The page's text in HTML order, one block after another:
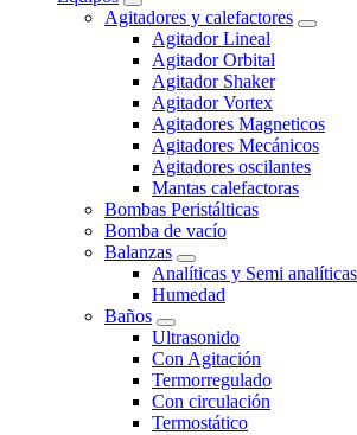
Agitadores y calefactores
Agitador Lineal
Agitador Orbital
Agitador Shaker
Agitador Vortex
Agitadores Magneticos
Agitadores Mecánicos
Agitadores oscilantes
Mantas calefactoras
Bombas Peristálticas
Bomba de vacío
Balanzas
Analíticas y Semi analíticas
Humedad
Baños
Ultrasonido
Con Agitación
Termorregulado
Con circulación
Termostático